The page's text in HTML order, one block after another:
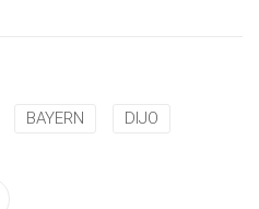
BAYERN DIJO